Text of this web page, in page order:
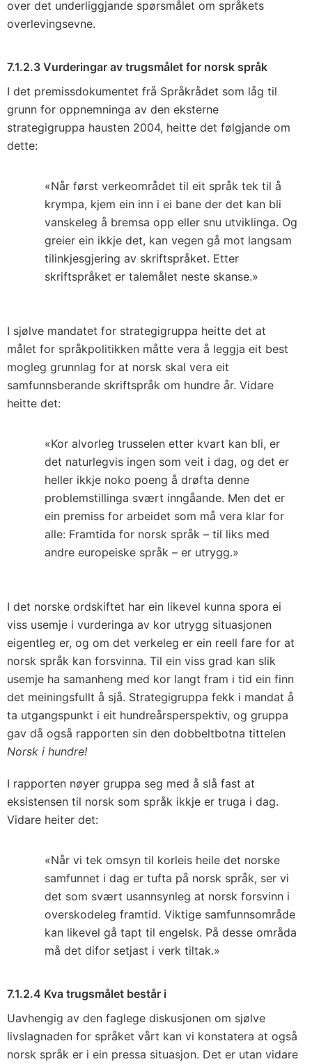
over det underliggjande spørsmålet om språkets
overlevingsevne.
7.1.2.3 Vurderingar av trugsmålet for norsk språk
I det premissdokumentet frå Språkrådet som låg til
grunn for oppnemninga av den eksterne
strategigruppa hausten 2004, heitte det følgjande om
dette:
«Når først verkeområdet til eit språk tek til å
krympa, kjem ein inn i ei bane der det kan bli
vanskeleg å bremsa opp eller snu utviklinga. Og
greier ein ikkje det, kan vegen gå mot langsam
tilinkjesgjering av skriftspråket. Etter
skriftspråket er talemålet neste skanse.»
I sjølve mandatet for strategigruppa heitte det at
målet for språkpolitikken måtte vera å leggja eit best
mogleg grunnlag for at norsk skal vera eit
samfunnsberande skriftspråk om hundre år. Vidare
heitte det:
«Kor alvorleg trusselen etter kvart kan bli, er
det naturlegvis ingen som veit i dag, og det er
heller ikkje noko poeng å drøfta denne
problemstillinga svært inngåande. Men det er
ein premiss for arbeidet som må vera klar for
alle: Framtida for norsk språk – til liks med
andre europeiske språk – er utrygg.»
I det norske ordskiftet har ein likevel kunna spora ei
viss usemje i vurderinga av kor utrygg situasjonen
eigentleg er, og om det verkeleg er ein reell fare for at
norsk språk kan forsvinna. Til ein viss grad kan slik
usemje ha samanheng med kor langt fram i tid ein finn
det meiningsfullt å sjå. Strategigruppa fekk i mandat å
ta utgangspunkt i eit hundreårsperspektiv, og gruppa
gav då også rapporten sin den dobbeltbotna tittelen
Norsk i hund­re!
I rapporten nøyer gruppa seg med å slå fast at
eksistensen til norsk som språk ikkje er truga i dag.
Vidare heiter det:
«Når vi tek omsyn til korleis heile det norske
samfunnet i dag er tufta på norsk språk, ser vi
det som svært usannsynleg at norsk forsvinn i
overskodeleg framtid. Viktige samfunnsområde
kan likevel gå tapt til engelsk. På desse områda
må det difor setjast i verk tiltak.»
7.1.2.4 Kva trugsmålet består i
Uavhengig av den faglege diskusjonen om sjølve
livslagnaden for språket vårt kan vi konstatera at også
norsk språk er i ein pressa situasjon. Det er utan vidare